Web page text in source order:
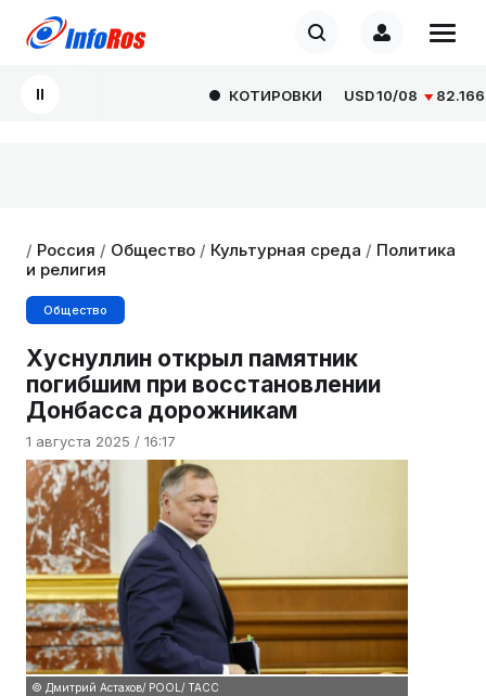
КОТИРОВКИ USD10/08 82.1665
/ Россия / Общество / Культурная среда / Политика
и религия
Общество
Хуснуллин открыл памятник
погибшим при восстановлении
Донбасса дорожникам
1 августа 2025 / 16:17
© Дмитрий Астахов/ POOL/ ТАСС